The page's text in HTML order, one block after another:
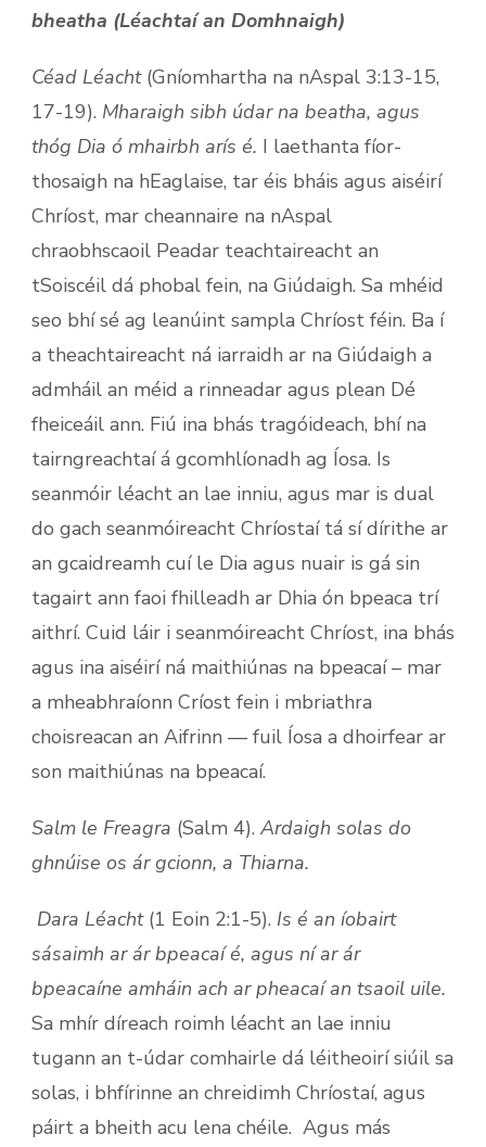
bheatha (Léachtaí an Domhnaigh)
Céad Léacht (Gníomhartha na nAspal 3:13-15,
17-19). Mharaigh sibh údar na beatha, agus
thóg Dia ó mhairbh arís é. I laethanta fíor-
thosaigh na hEaglaise, tar éis bháis agus aiséirí
Chríost, mar cheannaire na nAspal
chraobhscaoil Peadar teachtaireacht an
tSoiscéil dá phobal fein, na Giúdaigh. Sa mhéid
seo bhí sé ag leanúint sampla Chríost féin. Ba í
a theachtaireacht ná iarraidh ar na Giúdaigh a
admháil an méid a rinneadar agus plean Dé
fheiceáil ann. Fiú ina bhás tragóideach, bhí na
tairngreachtaí á gcomhlíonadh ag Íosa. Is
seanmóir léacht an lae inniu, agus mar is dual
do gach seanmóireacht Chríostaí tá sí dírithe ar
an gcaidreamh cuí le Dia agus nuair is gá sin
tagairt ann faoi fhilleadh ar Dhia ón bpeaca trí
aithrí. Cuid láir i seanmóireacht Chríost, ina bhás
agus ina aiséirí ná maithiúnas na bpeacaí – mar
a mheabhraíonn Críost fein i mbriathra
choisreacan an Aifrinn — fuil Íosa a dhoirfear ar
son maithiúnas na bpeacaí.
Salm le Freagra (Salm 4). Ardaigh solas do
ghnúise os ár gcionn, a Thiarna.
Dara Léacht (1 Eoin 2:1-5). Is é an íobairt
sásaimh ar ár bpeacaí é, agus ní ar ár
bpeacaíne amháin ach ar pheacaí an tsaoil uile.
Sa mhír díreach roimh léacht an lae inniu
tugann an t-údar comhairle dá léitheoirí siúil sa
solas, i bhfírinne an chreidimh Chríostaí, agus
páirt a bheith acu lena chéile. Agus más